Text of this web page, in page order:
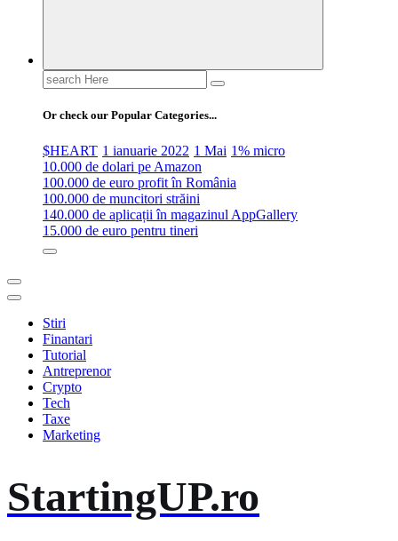
Search
for:
Or check our Popular Categories...
$HEART 1 ianuarie 2022 1 Mai 1% micro
10.000 de dolari pe Amazon
100.000 de euro profit în România
100.000 de muncitori străini
140.000 de aplicații în magazinul AppGallery
15.000 de euro pentru tineri
Stiri
Finantari
Tutorial
Antreprenor
Crypto
Tech
Taxe
Marketing
StartingUP.ro